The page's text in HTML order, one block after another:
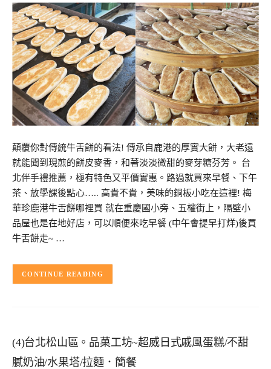
顛覆你對傳統牛舌餅的看法! 傳承自鹿港的厚實大餅，大老遠
就能聞到現煎的餅皮麥香，和著淡淡微甜的麥芽糖芬芳。 台
北伴手禮推薦，極有特色又平價實惠。路過就買來早餐、下午
茶、放學課後點心….. 高貴不貴，美味的銅板小吃在這裡! 梅
華珍鹿港牛舌餅哪裡買 就在重慶國小旁、五權街上，隔壁小
品屋也是在地好店，可以順便來吃早餐 (中午會提早打烊)後買
牛舌餅走~ …
CONTINUE READING
(4)台北松山區。品菓工坊~超威日式戚風蛋糕/不甜
膩奶油/水果塔/拉麵．簡餐